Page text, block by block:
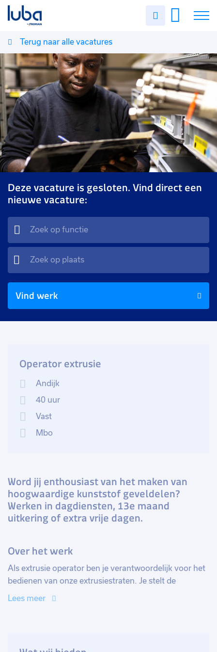
Uren
Vacatures
Over ons
Voor werkgevers
Contact
Terug naar alle vacatures
Deze vacature is gesloten. Vind direct een
nieuwe vacature:
Vind werk
Operator extrusie
Andijk
40 uur
Vast
Mbo
Word jij enthousiast van het maken van
hoogwaardige kunststof geveldelen?
Werken in dagdiensten, 13e maand
uitkering of extra vrije dagen.
Over het werk
Als extrusie operator ben je verantwoordelijk voor het
bedienen van onze extrusiestraten. Je stelt de
machines in, bewaakt het productieproces en zorgt
Lees meer